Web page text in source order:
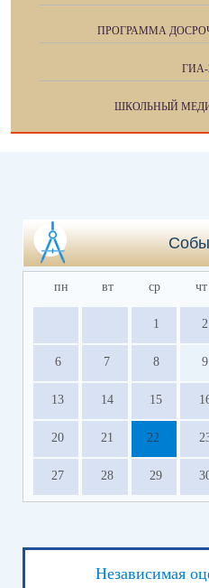
ПРОГРАММА
ГИА-
ШКОЛЬНЫЙ
пн вт ср чт
1 2
6 7 8 9
13 14 15
20 21 22
27 28 29
Независимая